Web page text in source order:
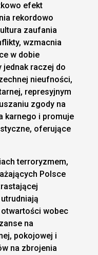
efekt
rekordowo
zaufania
wzmacnia
w dobie
jednak raczej do
nieufności,
represyjnym
zgody na
karnego i promuje
oferujące
terroryzmem,
Polsce
wobec
na
pokojowej i
na zbrojenia